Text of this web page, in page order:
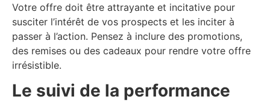
Votre offre doit être attrayante et incitative pour
susciter l’intérêt de vos prospects et les inciter à
passer à l’action. Pensez à inclure des promotions,
des remises ou des cadeaux pour rendre votre offre
irrésistible.
Le suivi de la performance